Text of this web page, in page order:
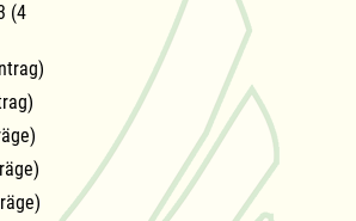
(4